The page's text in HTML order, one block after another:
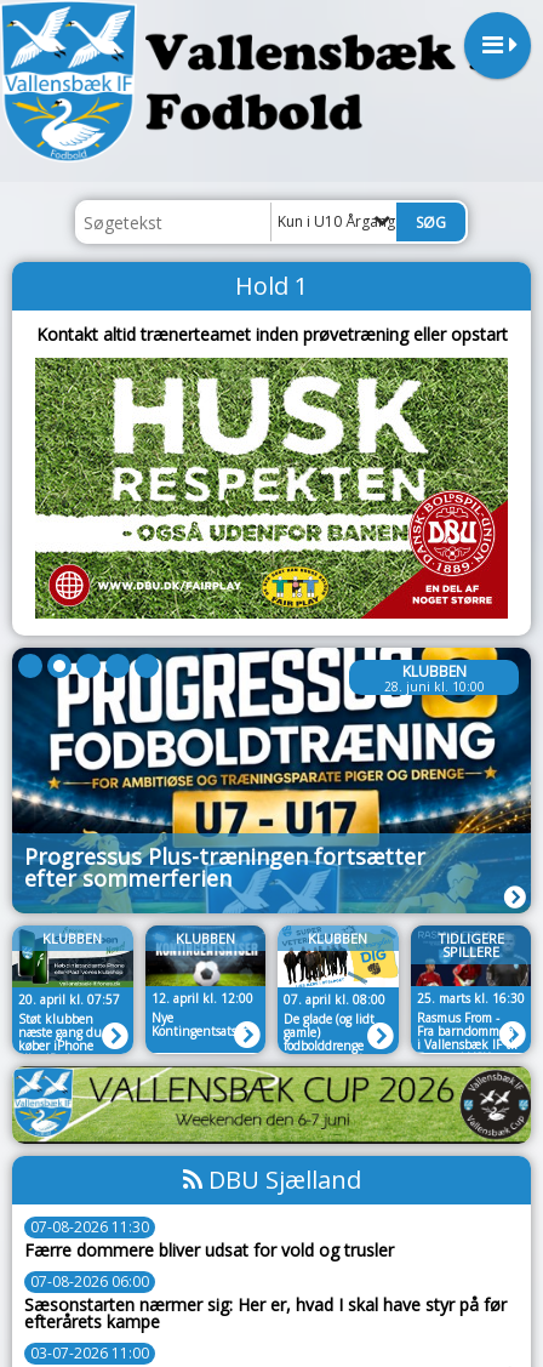
Kun i U10 Årgang 2017
Hold 1
Kontakt altid trænerteamet inden prøvetræning eller opstart
KLUBBEN
28. juni kl. 10:00
Progressus Plus-træningen fortsætter
efter sommerferien
KLUBBEN
20. april kl. 07:57
Støt klubben
næste gang du
køber iPhone
eller iPad📱
KLUBBEN
12. april kl. 12:00
Nye
Kontingentsatser
KLUBBEN
07. april kl. 08:00
De glade (og lidt
gamle)
fodbolddrenge
søger nye spillere
TIDLIGERE
SPILLERE
25. marts kl. 16:30
Rasmus From -
Fra barndommen
i Vallensbæk IF til
Træner i VSK
DBU Sjælland
07-08-2026 11:30
Færre dommere bliver udsat for vold og trusler
07-08-2026 06:00
Sæsonstarten nærmer sig: Her er, hvad I skal have styr på før
efterårets kampe
03-07-2026 11:00